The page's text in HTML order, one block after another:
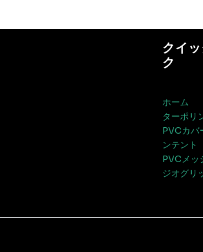
クイ
ク
ホーム
ターポリ
PVCカバ
ンテント
PVCメッ
ジオグリ